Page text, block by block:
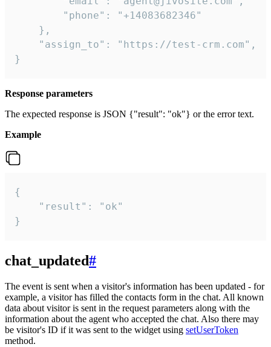
        "phone": "+14083682346"
    },
    "assign_to": "https://test-crm.com",
}
Response parameters
The expected response is JSON {"result": "ok"} or the error text.
Example
{
    "result": "ok"
}
chat_updated#
The event is sent when a visitor's information has been updated - for
example, a visitor has filled the contacts form in the chat. All known
data about visitor is sent in the request parameters along with the
information about the agent who accepted the chat. Also there may
be visitor's ID if it was sent to the widget using setUserToken
method.